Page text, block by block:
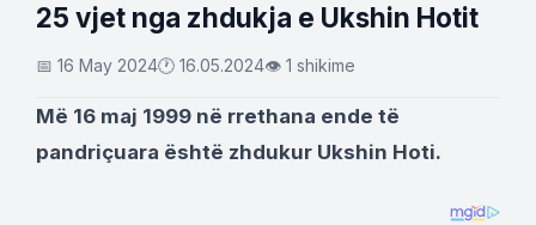
​25 vjet nga zhdukja e Ukshin Hotit
📅 16 May 2024🕐 16.05.2024👁 1 shikime
Më 16 maj 1999 në rrethana ende të
pandriçuara është zhdukur Ukshin Hoti.